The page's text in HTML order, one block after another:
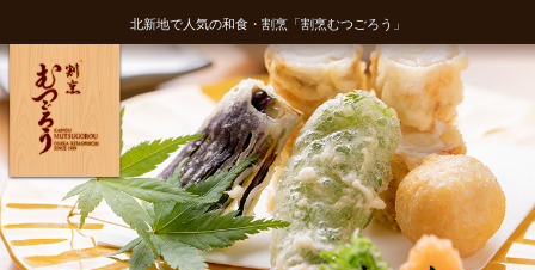
北新地で人気の和食・割烹「割烹むつごろう」